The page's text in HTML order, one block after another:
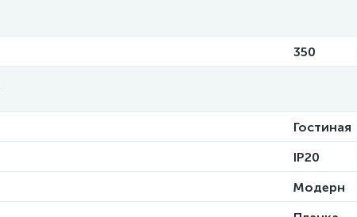
350
Гостиная
IP20
Модерн